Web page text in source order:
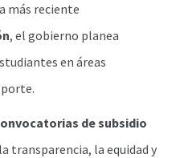
más reciente
, el gobierno planea
en áreas
de subsidio
transparencia, la equidad y